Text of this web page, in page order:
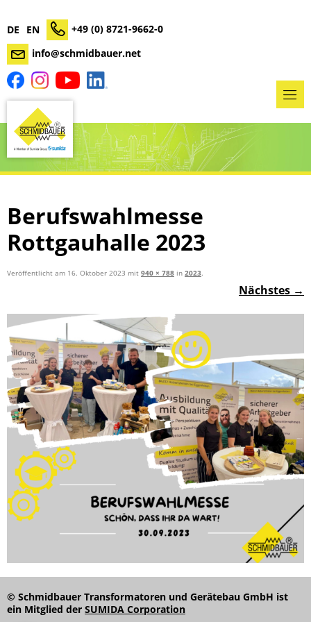
DE EN
+49 (0) 8721-9662-0
info@schmidbauer.net
Berufswahlmesse
Rottgauhalle 2023
Veröffentlicht am 16. Oktober 2023 mit 940 × 788 in 2023.
Nächstes →
© Schmidbauer Transformatoren und Gerätebau GmbH ist
ein Mitglied der SUMIDA Corporation